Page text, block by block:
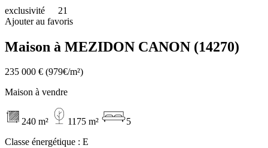
exclusivité
21
Ajouter au favoris
Maison à MEZIDON CANON (14270)
235 000 € (979€/m²)
Maison à vendre
240 m² 1175 m²
5
Classe énergétique : E